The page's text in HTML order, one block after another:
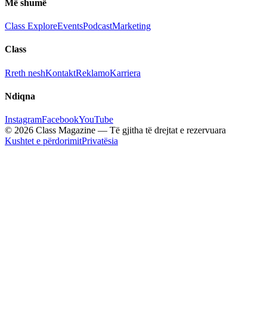
Më shumë
Class ExploreEventsPodcastMarketing
Class
Rreth neshKontaktReklamoKarriera
Ndiqna
InstagramFacebookYouTube
© 2026 Class Magazine — Të gjitha të drejtat e rezervuara
Kushtet e përdorimitPrivatësia